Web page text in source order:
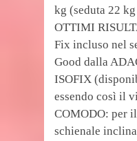
kg (seduta 22
OTTIMI
Fix incluso nel
Good dalla
ISOFIX
essendo così il
COMODO: per
schienale